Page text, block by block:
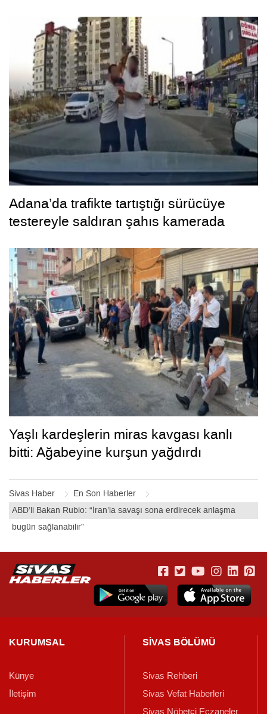
Sivas Haber
En Son Haberler
ABD’li Bakan Rubio: “İran’la savaşı sona erdirecek anlaşma
bugün sağlanabilir”
Adana’da trafikte tartıştığı sürücüye
testereyle saldıran şahıs kamerada
Yaşlı kardeşlerin miras kavgası kanlı
bitti: Ağabeyine kurşun yağdırdı
KURUMSAL
Künye
İletişim
SİVAS BÖLÜMÜ
Sivas Rehberi
Sivas Vefat Haberleri
Sivas Nöbetçi Eczaneler